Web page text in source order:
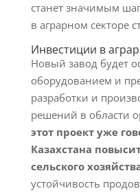
станет значимым
в аграрном секторе
Инвестиции в
Новый завод будет
оборудованием и
разработки и
решений в области
этот проект уже
Казахстана
сельского
устойчивость